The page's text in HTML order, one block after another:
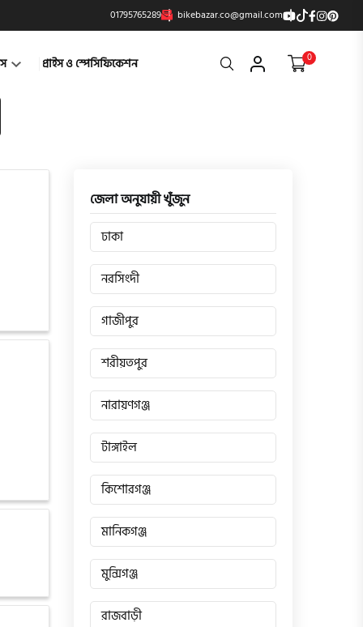
01795765289 bikebazar.co@gmail.com
প্রাইস ও স্পেসিফিকেশন Search 0
জেলা অনুযায়ী খুঁজুন
ঢাকা
নরসিংদী
গাজীপুর
শরীয়তপুর
নারায়ণগঞ্জ
টাঙ্গাইল
কিশোরগঞ্জ
মানিকগঞ্জ
মুন্সিগঞ্জ
রাজবাড়ী